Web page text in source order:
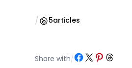
/ 5articles
Share with/Partager sur Facebook
Partager sur X Partager sur Pinterest
Partager sur Threads